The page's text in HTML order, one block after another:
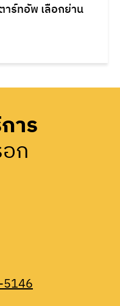
ร์ทอัพ เลือกย่าน
าร
ก